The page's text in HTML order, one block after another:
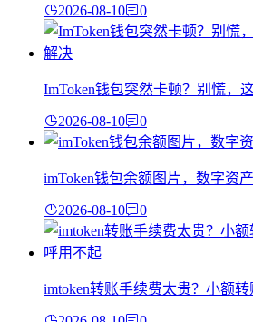
2026-08-10 0
ImToken钱包突然卡顿？别慌，
2026-08-10 0
imToken钱包余额图片，数字资
2026-08-10 0
imtoken转账手续费太贵？小额